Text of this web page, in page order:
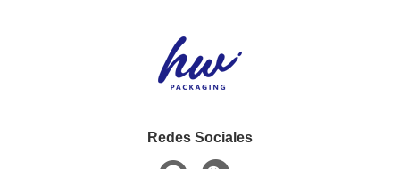
Redes Sociales